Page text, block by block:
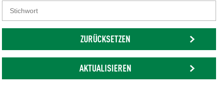
ZURÜCKSETZEN
AKTUALISIEREN